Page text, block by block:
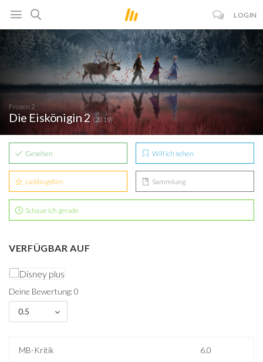
LOGIN
Frozen 2
Die Eiskönigin 2(2019)
Gesehen Will ich sehen
Lieblingsfilm Sammlung
Schaue ich gerade
VERFÜGBAR AUF
Deine Bewertung: 0
0.5
MB-Kritik 6.0